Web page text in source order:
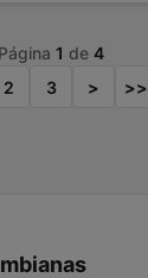
Página 1 de 4
2 3 > >>